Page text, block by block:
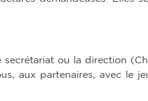
ou la direction
aux partenaires, avec le